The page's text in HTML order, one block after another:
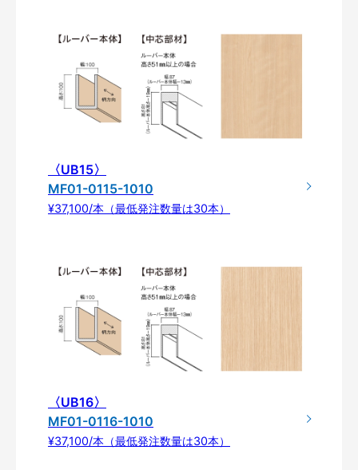
〈UB15〉
MF01-0115-1010
¥37,100/本（最低発注数量は30本）
〈UB16〉
MF01-0116-1010
¥37,100/本（最低発注数量は30本）